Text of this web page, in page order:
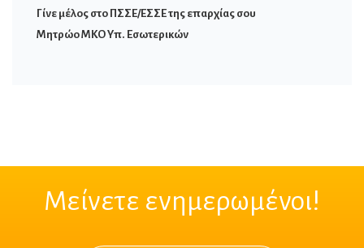
Γίνε μέλος στο ΠΣΣΕ/ΕΣΣΕ της επαρχίας σου
Μητρώο ΜΚΟ Υπ. Εσωτερικών
Μείνετε ενημερωμένοι!